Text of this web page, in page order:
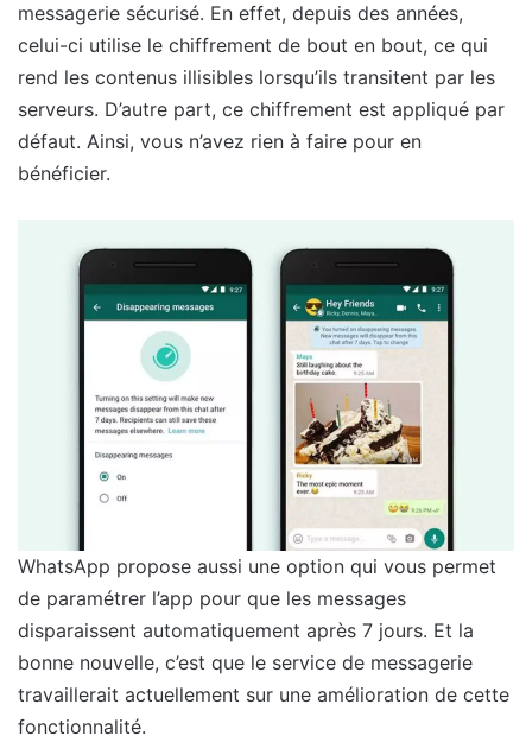
messagerie sécurisé. En effet, depuis des années,
celui-ci utilise le chiffrement de bout en bout, ce qui
rend les contenus illisibles lorsqu’ils transitent par les
serveurs. D’autre part, ce chiffrement est appliqué par
défaut. Ainsi, vous n’avez rien à faire pour en
bénéficier.
WhatsApp propose aussi une option qui vous permet
de paramétrer l’app pour que les messages
disparaissent automatiquement après 7 jours. Et la
bonne nouvelle, c’est que le service de messagerie
travaillerait actuellement sur une amélioration de cette
fonctionnalité.